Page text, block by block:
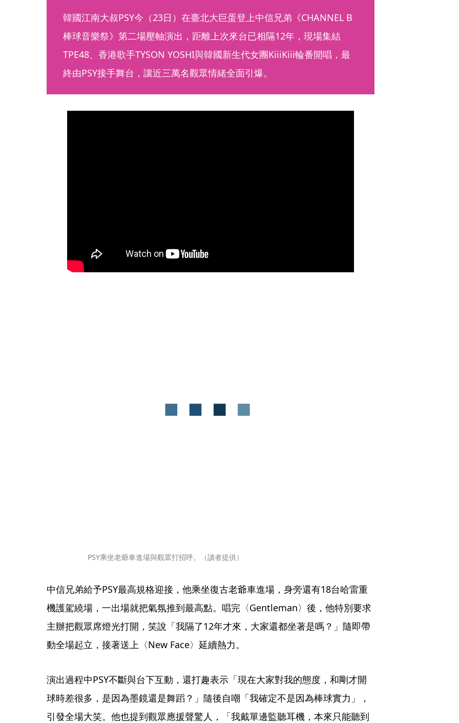
韓國江南大叔PSY今（23日）在臺北大巨蛋登上中信兄弟《CHANNEL B
棒球音樂祭》第二場壓軸演出，距離上次來台已相隔12年，現場集結
TPE48、香港歌手TYSON YOSHI與韓國新生代女團KiiiKiii輪番開唱，最
終由PSY接手舞台，讓近三萬名觀眾情緒全面引爆。
PSY乘坐老爺車進場與觀眾打招呼。（讀者提供）
中信兄弟給予PSY最高規格迎接，他乘坐復古老爺車進場，身旁還有18台哈雷重
機護駕繞場，一出場就把氣氛推到最高點。唱完〈Gentleman〉後，他特別要求
主辦把觀眾席燈光打開，笑說「我隔了12年才來，大家還都坐著是嗎？」隨即帶
動全場起立，接著送上〈New Face〉延續熱力。
演出過程中PSY不斷與台下互動，還打趣表示「現在大家對我的態度，和剛才開
球時差很多，是因為墨鏡還是舞蹈？」隨後自嘲「我確定不是因為棒球實力」，
引發全場大笑。他也提到觀眾應援聲驚人，「我戴單邊監聽耳機，本來只能聽到